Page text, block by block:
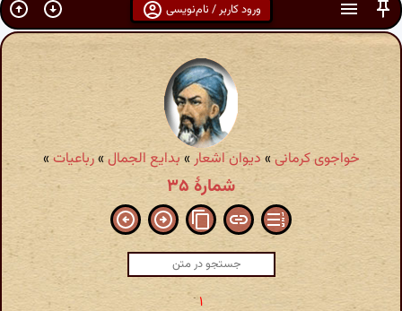
ورود کاربر / نام‌نویسی
خواجوی کرمانی» دیوان اشعار» بدایع الجمال»رباعیات»
شمارهٔ ۳۵